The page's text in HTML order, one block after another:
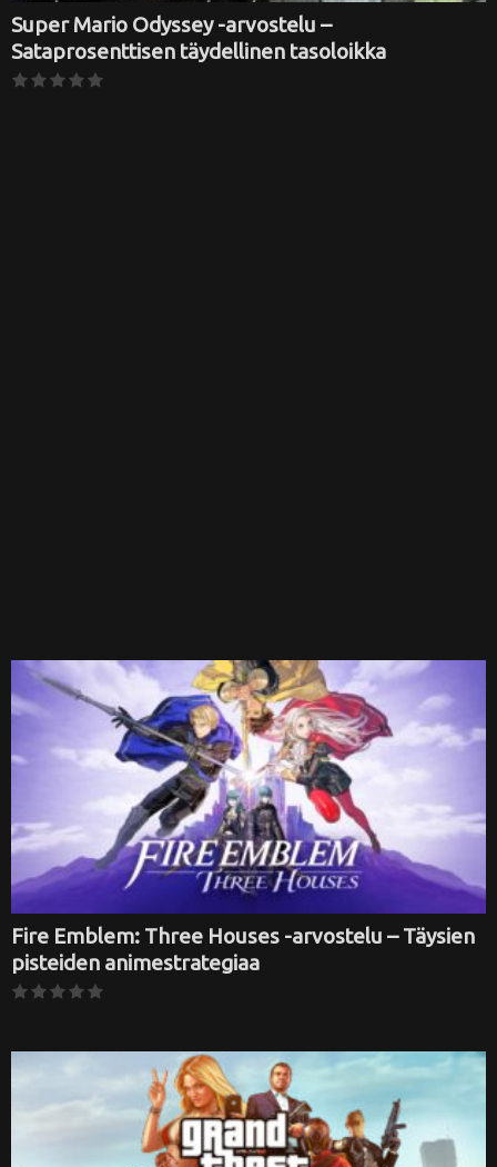
Super Mario Odyssey -arvostelu –
Sataprosenttisen täydellinen tasoloikka
Fire Emblem: Three Houses -arvostelu – Täysien
pisteiden animestrategiaa